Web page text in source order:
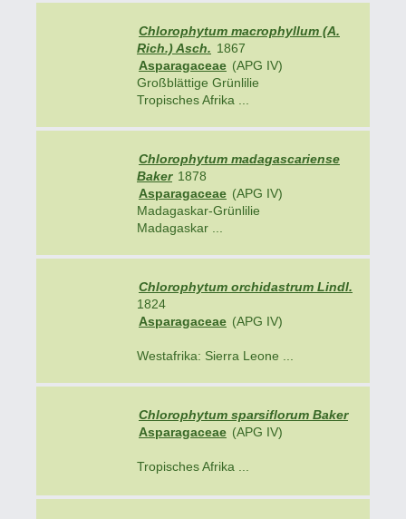
Chlorophytum macrophyllum (A.
Rich.) Asch. 1867
Asparagaceae (APG IV)
Großblättige Grünlilie
Tropisches Afrika ...
Chlorophytum madagascariense
Baker 1878
Asparagaceae (APG IV)
Madagaskar-Grünlilie
Madagaskar ...
Chlorophytum orchidastrum Lindl.
1824
Asparagaceae (APG IV)
Westafrika: Sierra Leone ...
Chlorophytum sparsiflorum Baker
Asparagaceae (APG IV)
Tropisches Afrika ...